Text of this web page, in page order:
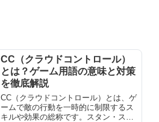
CC（クラウドコントロール）
とは？ゲーム用語の意味と対策
を徹底解説
CC（クラウドコントロール）とは、ゲ
ームで敵の行動を一時的に制限するス
キルや効果の総称です。スタン・スロ